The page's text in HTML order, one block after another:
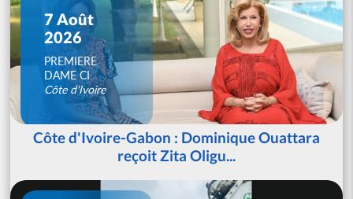
7 Août
2026
PREMIERE
DAME CI
Côte d'Ivoire
Côte d'Ivoire-Gabon : Dominique Ouattara
reçoit Zita Oligu...